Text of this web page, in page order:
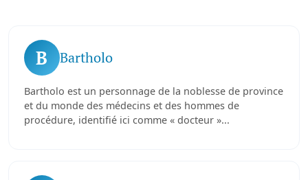
B Bartholo
Bartholo est un personnage de la noblesse de province
et du monde des médecins et des hommes de
procédure, identifié ici comme « docteur »...